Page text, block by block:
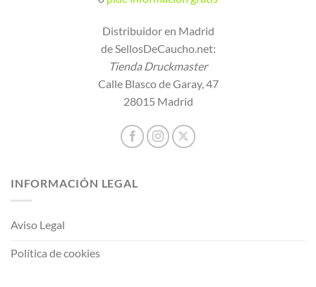
Distribuidor en Madrid
de SellosDeCaucho.net:
Tienda Druckmaster
Calle Blasco de Garay, 47
28015 Madrid
INFORMACIÓN LEGAL
Aviso Legal
Política de cookies